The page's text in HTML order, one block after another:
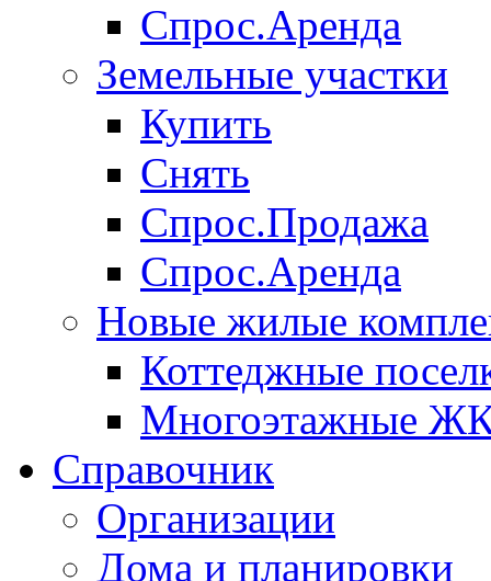
Спрос.Аренда
Земельные участки
Купить
Снять
Спрос.Продажа
Спрос.Аренда
Новые жилые
Коттеджные
Многоэтажные
Справочник
Организации
Дома и планировки